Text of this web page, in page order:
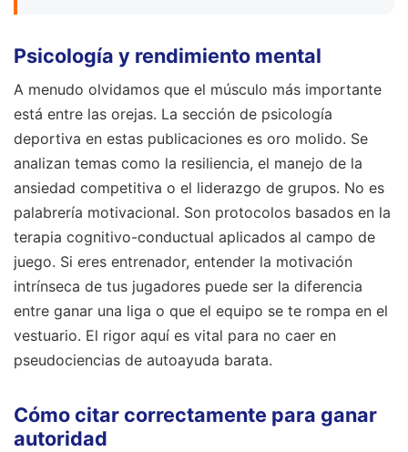
Psicología y rendimiento mental
A menudo olvidamos que el músculo más importante
está entre las orejas. La sección de psicología
deportiva en estas publicaciones es oro molido. Se
analizan temas como la resiliencia, el manejo de la
ansiedad competitiva o el liderazgo de grupos. No es
palabrería motivacional. Son protocolos basados en la
terapia cognitivo-conductual aplicados al campo de
juego. Si eres entrenador, entender la motivación
intrínseca de tus jugadores puede ser la diferencia
entre ganar una liga o que el equipo se te rompa en el
vestuario. El rigor aquí es vital para no caer en
pseudociencias de autoayuda barata.
Cómo citar correctamente para ganar
autoridad